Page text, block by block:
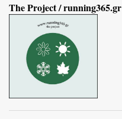
The Project / running365.gr